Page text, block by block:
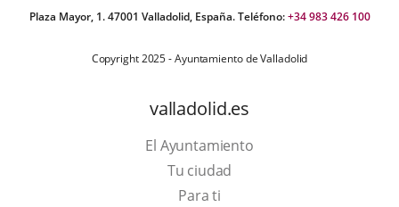
Plaza Mayor, 1. 47001 Valladolid, España. Teléfono:+34 983 426 100
Copyright 2025 - Ayuntamiento de Valladolid
valladolid.es
El Ayuntamiento
Tu ciudad
Para ti